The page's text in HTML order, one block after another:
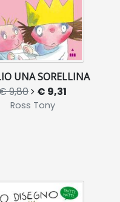
UNA SORELLINA
9,80 € 9,31
Ross Tony